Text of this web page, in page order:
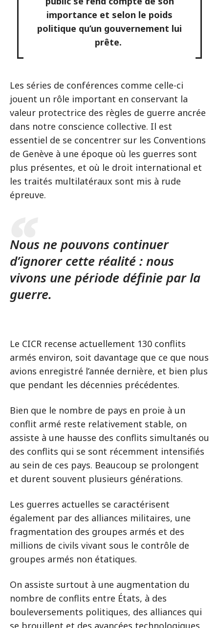
importance et selon le poids
politique qu’un gouvernement lui
prête.
Les séries de conférences comme celle-ci
jouent un rôle important en conservant la
valeur protectrice des règles de guerre ancrée
dans notre conscience collective. Il est
essentiel de se concentrer sur les Conventions
de Genève à une époque où les guerres sont
plus présentes, et où le droit international et
les traités multilatéraux sont mis à rude
épreuve.
Nous ne pouvons continuer
d’ignorer cette réalité : nous
vivons une période définie par la
guerre.
Le CICR recense actuellement 130 conflits
armés environ, soit davantage que ce que nous
avions enregistré l’année dernière, et bien plus
que pendant les décennies précédentes.
Bien que le nombre de pays en proie à un
conflit armé reste relativement stable, on
assiste à une hausse des conflits simultanés ou
des conflits qui se sont récemment intensifiés
au sein de ces pays. Beaucoup se prolongent
et durent souvent plusieurs générations.
Les guerres actuelles se caractérisent
également par des alliances militaires, une
fragmentation des groupes armés et des
millions de civils vivant sous le contrôle de
groupes armés non étatiques.
On assiste surtout à une augmentation du
nombre de conflits entre États, à des
bouleversements politiques, des alliances qui
se brouillent et des avancées technologiques